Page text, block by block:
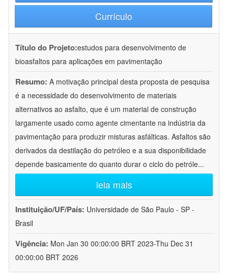
Currículo
Título do Projeto:estudos para desenvolvimento de
bioasfaltos para aplicações em pavimentação
Resumo: A motivação principal desta proposta de pesquisa
é a necessidade do desenvolvimento de materiais
alternativos ao asfalto, que é um material de construção
largamente usado como agente cimentante na indústria da
pavimentação para produzir misturas asfálticas. Asfaltos são
derivados da destilação do petróleo e a sua disponibilidade
depende basicamente do quanto durar o ciclo do petróle...
leia mais
Instituição/UF/País: Universidade de São Paulo - SP -
Brasil
Vigência: Mon Jan 30 00:00:00 BRT 2023-Thu Dec 31
00:00:00 BRT 2026